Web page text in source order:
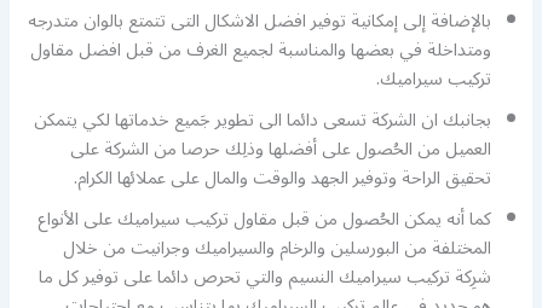
بالإضافة إلى إمكانية توفير افضل الاشكال التى تتمتع بالوان متدرجه
ومتداخلة في بعضها والمناسبة لجميع الغرف من قبل افضل مقاول
تركيب سيراميك.
بجانبك ان الشركة تسعى دائما الى تطوير جَميع خدماتها لكي يتمكن
العميل من الحُصول على أفضلها وذلِك حرصا من الشركة على
تحقيق الراحة وتوفير الجهد والوقت والمال على عملائها الكرام.
كما أنه يمكن الحُصول من قبل مقاول تركيب سيراميك على الأنواع
المختلفة من البورسلين والرخام والسيراميك وجرانيت من خلال
شرِكة تركيب سيراميك النسيم والتي تحرص دائما على توفير كل ما